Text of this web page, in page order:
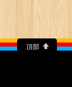
頂部